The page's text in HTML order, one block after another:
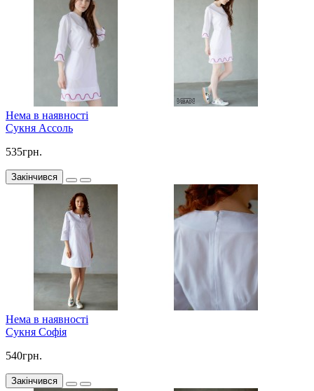
Нема в наявності
Сукня Ассоль
535грн.
Закінчився
Нема в наявності
Сукня Софія
540грн.
Закінчився